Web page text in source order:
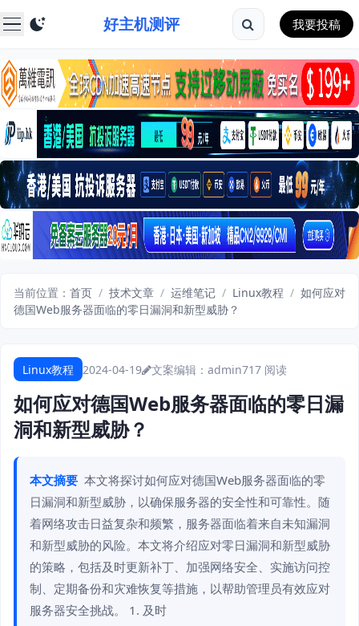
好主机测评 我要投稿
当前位置： 首页 / 技术文章 / 运维笔记 / Linux教程 / 如何应对
德国Web服务器面临的零日漏洞和新型威胁？
Linux教程 2024-04-19 文案编辑：admin717 阅读
如何应对德国Web服务器面临的零日漏
洞和新型威胁？
本文摘要 本文将探讨如何应对德国Web服务器面临的零
日漏洞和新型威胁，以确保服务器的安全性和可靠性。随
着网络攻击日益复杂和频繁，服务器面临着来自未知漏洞
和新型威胁的风险。本文将介绍应对零日漏洞和新型威胁
的策略，包括及时更新补丁、加强网络安全、实施访问控
制、定期备份和灾难恢复等措施，以帮助管理员有效应对
服务器安全挑战。 1. 及时